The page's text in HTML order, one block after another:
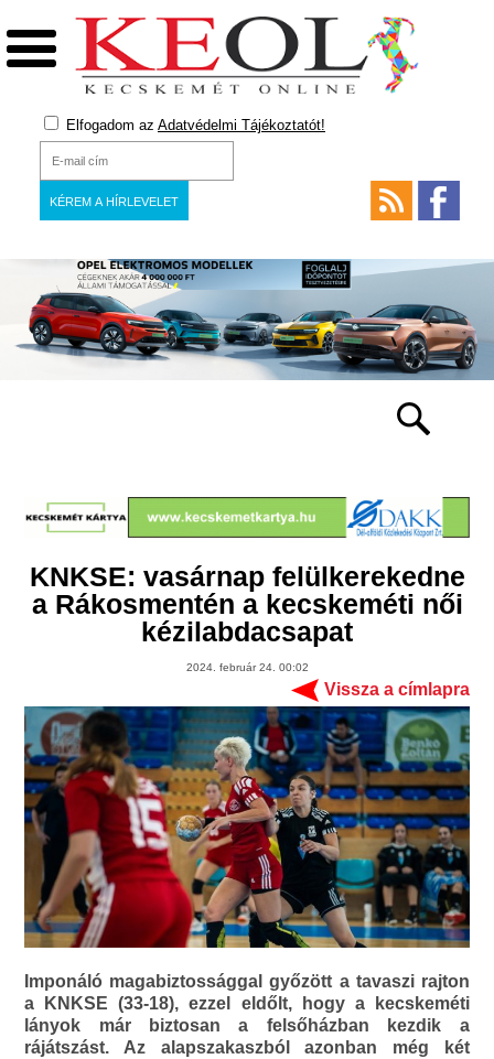
Elfogadom az Adatvédelmi Tájékoztatót!
KNKSE: vasárnap felülkerekedne
a Rákosmentén a kecskeméti női
kézilabdacsapat
2024. február 24. 00:02
Vissza a címlapra
Imponáló magabiztossággal győzött a tavaszi rajton
a KNKSE (33-18), ezzel eldőlt, hogy a kecskeméti
lányok már biztosan a felsőházban kezdik a
rájátszást. Az alapszakaszból azonban még két